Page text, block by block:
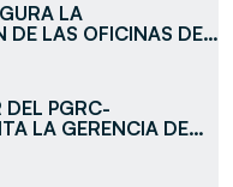
LA
DE LAS OFICINAS DE
LA MESA
PGRC-
LA GERENCIA DE
DE COCESNA